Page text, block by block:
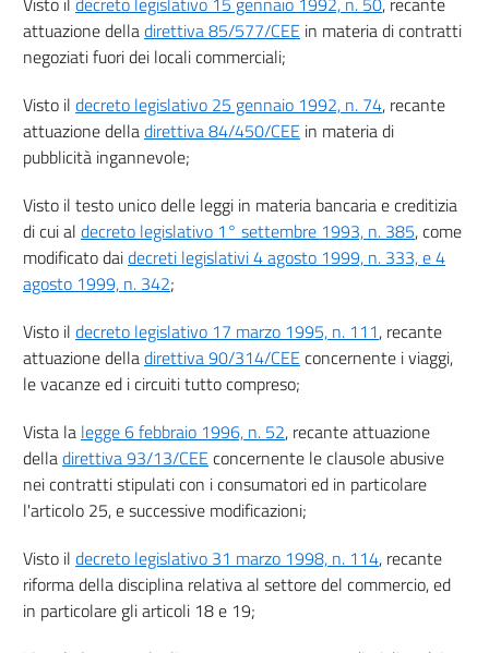
27 ter
27 quater
Particolari modalità della comunicazione pubblicitaria
((Capo I))
Rafforzamento della tutela del consumatore in materia di televendite
29
30
31
Parte III
IL RAPPORTO DI CONSUMO
Titolo I
33
34
35
37
37 bis
attuazione delladirettiva 85/577/CEE in materia di contratti
negoziati fuori dei locali commerciali;
Visto il decreto legislativo 25 gennaio 1992, n. 74, recante
attuazione delladirettiva 84/450/CEE in materia di
pubblicità ingannevole;
Visto il testo unico delle leggi in materia bancaria e creditizia
di cui al decreto legislativo 1° settembre 1993, n. 385, come
modificato daidecreti legislativi 4 agosto 1999, n. 333, e 4
agosto 1999, n. 342;
Visto il decreto legislativo 17 marzo 1995, n. 111, recante
attuazione delladirettiva 90/314/CEE concernente i viaggi,
le vacanze ed i circuiti tutto compreso;
Vista la legge 6 febbraio 1996, n. 52, recante attuazione
delladirettiva 93/13/CEE concernente le clausole abusive
nei contratti stipulati con i consumatori ed in particolare
l'articolo 25, e successive modificazioni;
Visto il decreto legislativo 31 marzo 1998, n. 114, recante
riforma della disciplina relativa al settore del commercio, ed
in particolare gli articoli 18 e 19;